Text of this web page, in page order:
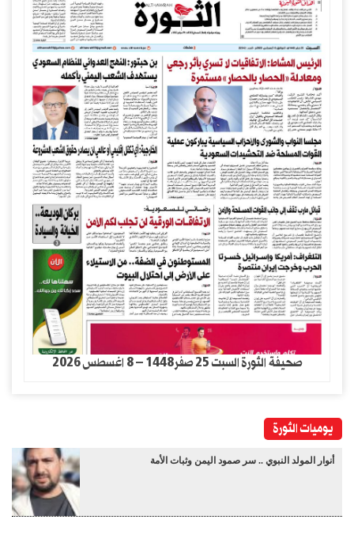
صحيفة الثورة السبت 25 صفر1448 – 8 اغسطس 2026
يوميات الثورة
أنوار المولد النبوي .. سر صمود اليمن وثبات الأمة